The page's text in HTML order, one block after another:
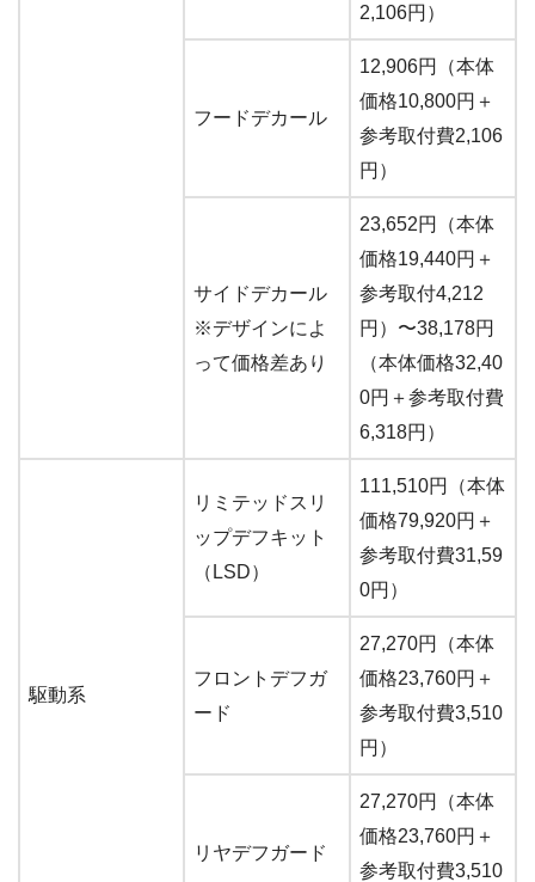
2,106円）
フードデカール
12,906円（本体
価格10,800円＋
参考取付費2,106
円）
サイドデカール
※デザインによ
って価格差あり
23,652円（本体
価格19,440円＋
参考取付4,212
円）〜38,178円
（本体価格32,40
0円＋参考取付費
6,318円）
駆動系
リミテッドスリ
ップデフキット
（LSD）
111,510円（本体
価格79,920円＋
参考取付費31,59
0円）
フロントデフガ
ード
27,270円（本体
価格23,760円＋
参考取付費3,510
円）
リヤデフガード
27,270円（本体
価格23,760円＋
参考取付費3,510